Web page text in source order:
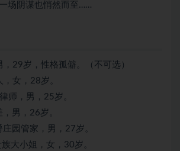
场阴谋也悄然而至……
，29岁，性格孤僻。（不可选）
，女，28岁。
师，男，25岁。
，男，26岁。
庄园管家，男，27岁。
大小姐，女，30岁。